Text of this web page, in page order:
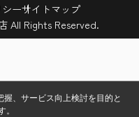
ーサイトマップ
All Rights Reserved.
、サービス向上検討を目的と
。